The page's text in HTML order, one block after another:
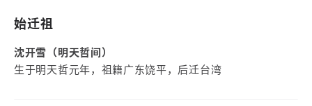
始迁祖
沈开雪（明天哲间）
生于明天哲元年，祖籍广东饶平，后迁台湾